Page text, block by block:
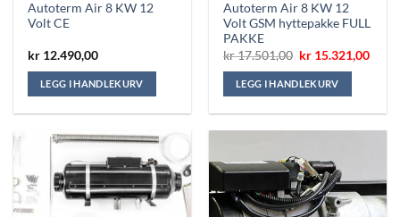
Autoterm Air 8 KW 12
Volt CE
kr 12.490,00
LEGG I HANDLEKURV
Autoterm Air 8 KW 12
Volt GSM hyttepakke FULL
PAKKE
kr17.501,00 Opprinnelig
var:
kr 17.501,00.
kr 15.321,00
LEGG I HANDLEKURV